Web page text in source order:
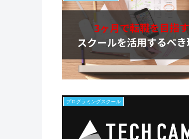
プログラミングスクール